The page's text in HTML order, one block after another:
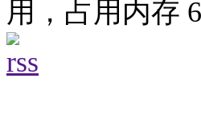
用，占用内存